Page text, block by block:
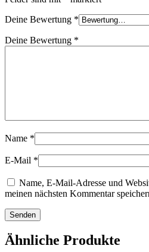
Deine Bewertung *
Deine Bewertung *
Name *
E-Mail *
Name, E-Mail-Adresse und
meinen nächsten Kommentar
Ähnliche Produkte